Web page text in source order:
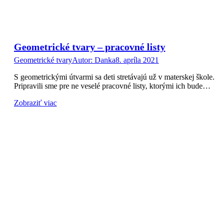
Geometrické tvary – pracovné listy
Geometrické tvaryAutor: Danka8. apríla 2021
S geometrickými útvarmi sa deti stretávajú už v materskej škole.
Pripravili sme pre ne veselé pracovné listy, ktorými ich bude…
Zobraziť viac